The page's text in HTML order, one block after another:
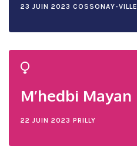
23 JUIN 2023 COSSONAY-VILLE
M’hedbi Mayan
22 JUIN 2023 PRILLY